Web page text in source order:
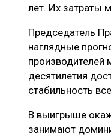
лет. Их затраты
Председатель
наглядные
производителей
десятилетия
стабильность
В выигрыше
занимают